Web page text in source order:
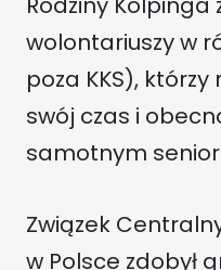
wolontariuszy w
poza KKS),
swój czas i
samotnym
Związek
w Polsce zdobył